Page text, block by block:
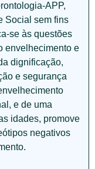
APP,
Social sem fins
se às questões
envelhecimento e
dignificação,
e segurança
e de uma
idades, promove
negativos